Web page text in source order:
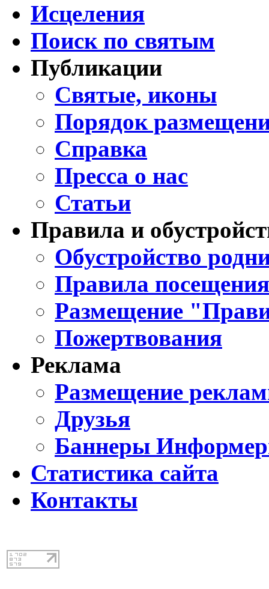
Исцеления
Поиск по святым
Публикации
Святые, иконы
Порядок
Справка
Пресса о нас
Статьи
Правила и
Обустройство
Правила
Размещение
Пожертвования
Реклама
Размещение
Друзья
Баннеры
Статистика сайта
Контакты